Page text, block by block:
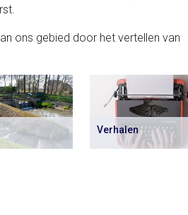
ons gebied door het vertellen van
Verhalen